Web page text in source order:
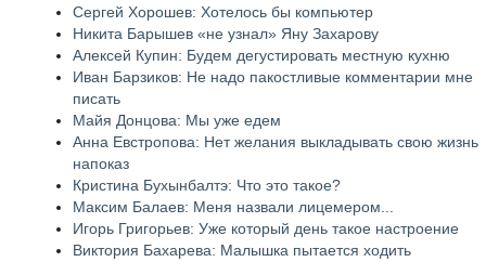
Сергей Хорошев: Хотелось бы компьютер
Никита Барышев «не узнал» Яну Захарову
Алексей Купин: Будем дегустировать местную кухню
Иван Барзиков: Не надо пакостливые комментарии мне
писать
Майя Донцова: Мы уже едем
Анна Евстропова: Нет желания выкладывать свою жизнь
напоказ
Кристина Бухынбалтэ: Что это такое?
Максим Балаев: Меня назвали лицемером...
Игорь Григорьев: Уже который день такое настроение
Виктория Бахарева: Малышка пытается ходить